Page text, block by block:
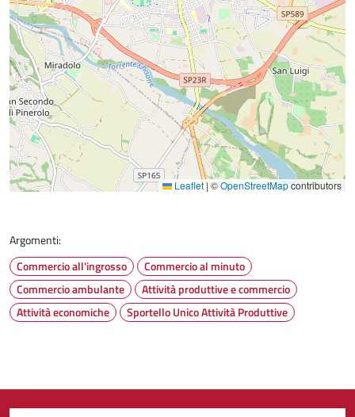
Leaflet|©OpenStreetMapcontributors
Argomenti:
Commercio all'ingrosso
Commercio al minuto
Commercio ambulante
Attività produttive e commercio
Attività economiche
Sportello Unico Attività Produttive